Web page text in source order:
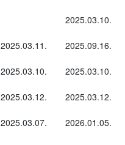
2025.03.10.
2025.03.11.
2025.09.16.
2025.03.10.
2025.03.10.
2025.03.12.
2025.03.12.
2025.03.07.
2026.01.05.